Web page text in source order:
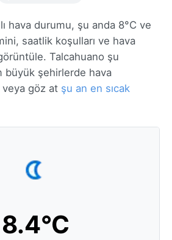
hava durumu, şu anda 8°C ve
saatlik koşulları ve hava
Talcahuano şu
şehirlerde hava
veya göz at şu an en sıcak
8.4°C